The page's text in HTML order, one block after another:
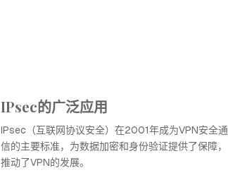
IPsec的广泛应用
IPsec（互联网协议安全）在2001年成为VPN安全通
信的主要标准，为数据加密和身份验证提供了保障，
推动了VPN的发展。